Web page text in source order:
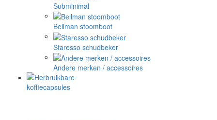
Subminimal
Bellman stoomboot
Staresso schudbeker
Andere merken / accessoires